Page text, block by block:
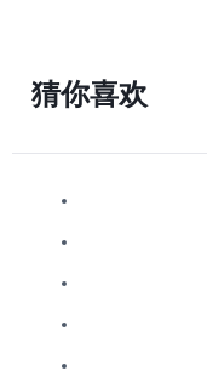
猜你喜欢